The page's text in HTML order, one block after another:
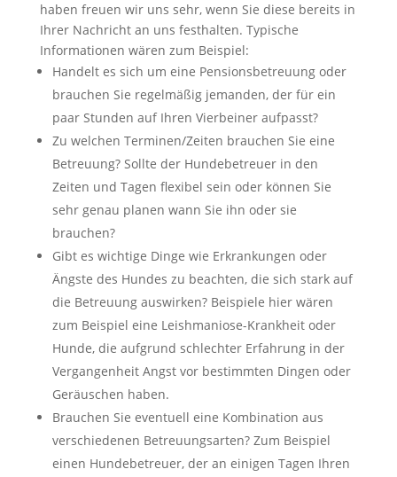
haben freuen wir uns sehr, wenn Sie diese bereits in
Ihrer Nachricht an uns festhalten. Typische
Informationen wären zum Beispiel:
Handelt es sich um eine Pensionsbetreuung oder
brauchen Sie regelmäßig jemanden, der für ein
paar Stunden auf Ihren Vierbeiner aufpasst?
Zu welchen Terminen/Zeiten brauchen Sie eine
Betreuung? Sollte der Hundebetreuer in den
Zeiten und Tagen flexibel sein oder können Sie
sehr genau planen wann Sie ihn oder sie
brauchen?
Gibt es wichtige Dinge wie Erkrankungen oder
Ängste des Hundes zu beachten, die sich stark auf
die Betreuung auswirken? Beispiele hier wären
zum Beispiel eine Leishmaniose-Krankheit oder
Hunde, die aufgrund schlechter Erfahrung in der
Vergangenheit Angst vor bestimmten Dingen oder
Geräuschen haben.
Brauchen Sie eventuell eine Kombination aus
verschiedenen Betreuungsarten? Zum Beispiel
einen Hundebetreuer, der an einigen Tagen Ihren